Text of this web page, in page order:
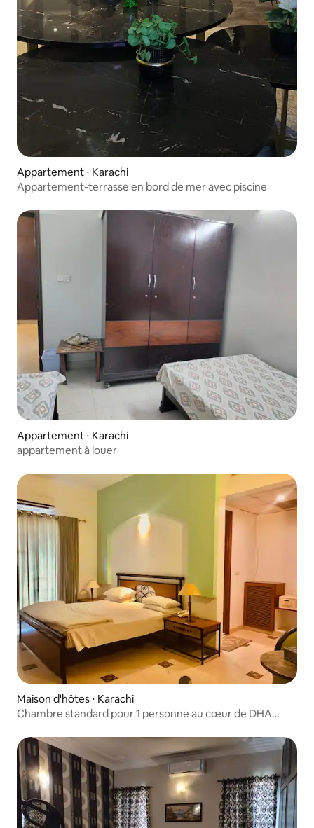
Appartement ⋅ Karachi
Appartement-terrasse en bord de mer avec piscine
Appartement ⋅ Karachi
appartement à louer
Maison d'hôtes ⋅ Karachi
Chambre standard pour 1 personne au cœur de DHA